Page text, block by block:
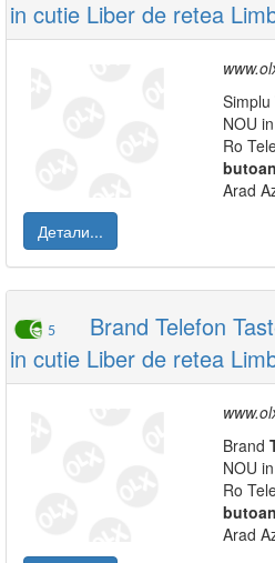
in cutie Liber de retea
Simplu
NOU
Ro
Arad
Детали...
5
Brand Telefon
in cutie Liber de retea
Brand
NOU
Ro
Arad